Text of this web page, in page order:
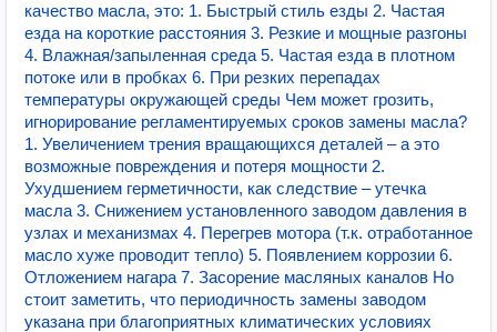
качество масла, это: 1. Быстрый стиль езды 2. Частая
езда на короткие расстояния 3. Резкие и мощные разгоны
4. Влажная/запыленная среда 5. Частая езда в плотном
потоке или в пробках 6. При резких перепадах
температуры окружающей среды Чем может грозить,
игнорирование регламентируемых сроков замены масла?
1. Увеличением трения вращающихся деталей – а это
возможные повреждения и потеря мощности 2.
Ухудшением герметичности, как следствие – утечка
масла 3. Снижением установленного заводом давления в
узлах и механизмах 4. Перегрев мотора (т.к. отработанное
масло хуже проводит тепло) 5. Появлением коррозии 6.
Отложением нагара 7. Засорение масляных каналов Но
стоит заметить, что периодичность замены заводом
указана при благоприятных климатических условиях